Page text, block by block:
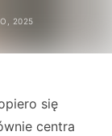
2025
się
centra